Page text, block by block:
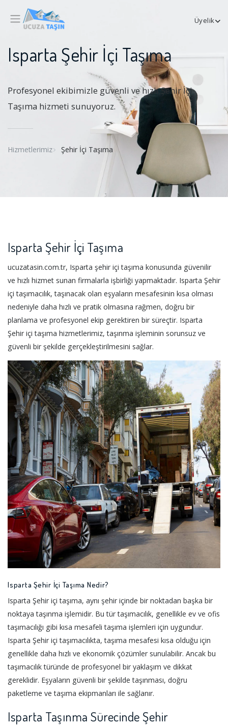
Üyelik
Isparta Şehir İçi Taşıma
Profesyonel ekibimizle güvenli ve hızlı Şehir İçi
Taşıma hizmeti sunuyoruz.
Hizmetlerimiz Şehir İçi Taşıma
Isparta Şehir İçi Taşıma
ucuzatasin.com.tr, Isparta şehir içi taşıma konusunda güvenilir
ve hızlı hizmet sunan firmalarla işbirliği yapmaktadır. Isparta Şehir
içi taşımacılık, taşınacak olan eşyaların mesafesinin kısa olması
nedeniyle daha hızlı ve pratik olmasına rağmen, doğru bir
planlama ve profesyonel ekip gerektiren bir süreçtir. Isparta
Şehir içi taşıma hizmetlerimiz, taşınma işleminin sorunsuz ve
güvenli bir şekilde gerçekleştirilmesini sağlar.
Isparta Şehir İçi Taşıma Nedir?
Isparta Şehir içi taşıma, aynı şehir içinde bir noktadan başka bir
noktaya taşınma işlemidir. Bu tür taşımacılık, genellikle ev ve ofis
taşımacılığı gibi kısa mesafeli taşıma işlemleri için uygundur.
Isparta Şehir içi taşımacılıkta, taşıma mesafesi kısa olduğu için
genellikle daha hızlı ve ekonomik çözümler sunulabilir. Ancak bu
taşımacılık türünde de profesyonel bir yaklaşım ve dikkat
gereklidir. Eşyaların güvenli bir şekilde taşınması, doğru
paketleme ve taşıma ekipmanları ile sağlanır.
Isparta Taşınma Sürecinde Şehir